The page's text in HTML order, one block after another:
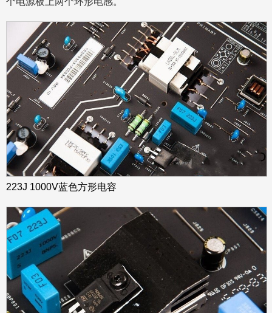
223J 1000V蓝色方形电容